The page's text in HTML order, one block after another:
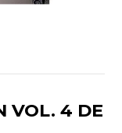
VOL. 4 DE